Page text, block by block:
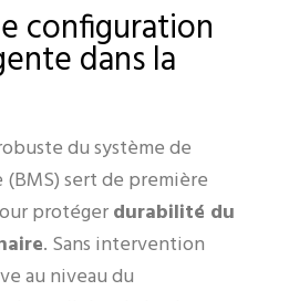
configuration
dans la
du système de
sert de première
protégerdurabilité du
. Sans intervention
au niveau du